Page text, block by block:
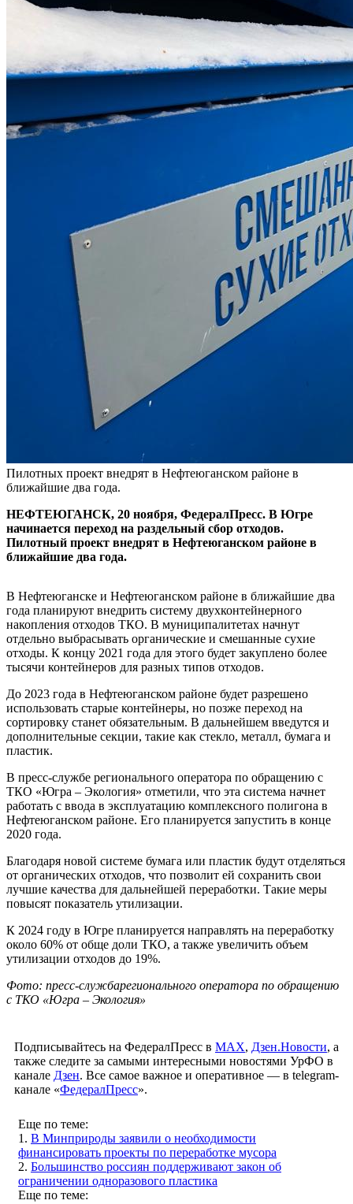
Пилотных проект внедрят в Нефтеюганском районе в
ближайшие два года.
НЕФТЕЮГАНСК, 20 ноября, ФедералПресс. В Югре
начинается переход на раздельный сбор отходов.
Пилотный проект внедрят в Нефтеюганском районе в
ближайшие два года.
В Нефтеюганске и Нефтеюганском районе в ближайшие два
года планируют внедрить систему двухконтейнерного
накопления отходов ТКО. В муниципалитетах начнут
отдельно выбрасывать органические и смешанные сухие
отходы. К концу 2021 года для этого будет закуплено более
тысячи контейнеров для разных типов отходов.
До 2023 года в Нефтеюганском районе будет разрешено
использовать старые контейнеры, но позже переход на
сортировку станет обязательным. В дальнейшем введутся и
дополнительные секции, такие как стекло, металл, бумага и
пластик.
В пресс-службе регионального оператора по обращению с
ТКО «Югра – Экология» отметили, что эта система начнет
работать с ввода в эксплуатацию комплексного полигона в
Нефтеюганском районе. Его планируется запустить в конце
2020 года.
Благодаря новой системе бумага или пластик будут отделяться
от органических отходов, что позволит ей сохранить свои
лучшие качества для дальнейшей переработки. Такие меры
повысят показатель утилизации.
К 2024 году в Югре планируется направлять на переработку
около 60% от обще доли ТКО, а также увеличить объем
утилизации отходов до 19%.
Фото: пресс-службарегионального оператора по обращению
с ТКО «Югра – Экология»
Подписывайтесь на ФедералПресс в МАХ, Дзен.Новости, а
также следите за самыми интересными новостями УрФО в
канале Дзен. Все самое важное и оперативное — в telegram-
канале «ФедералПресс».
Еще по теме:
1. В Минприроды заявили о необходимости
финансировать проекты по переработке мусора
2. Большинство россиян поддерживают закон об
ограничении одноразового пластика
Еще по теме: